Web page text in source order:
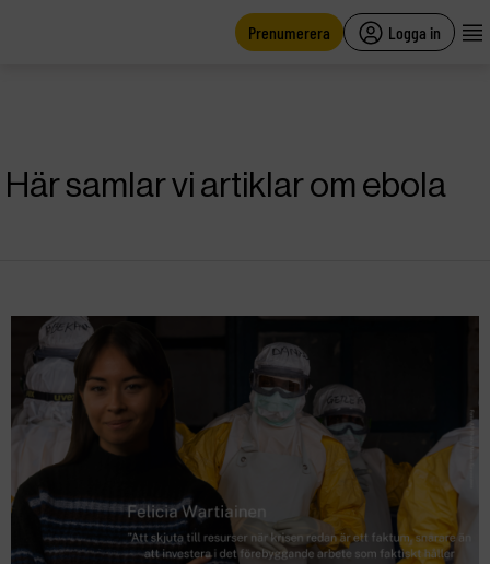
Prenumerera Logga in
Här samlar vi artiklar om ebola